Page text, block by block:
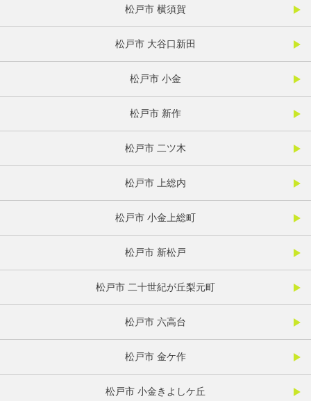
松戸市 横須賀
松戸市 大谷口新田
松戸市 小金
松戸市 新作
松戸市 二ツ木
松戸市 上総内
松戸市 小金上総町
松戸市 新松戸
松戸市 二十世紀が丘梨元町
松戸市 六高台
松戸市 金ケ作
松戸市 小金きよしケ丘